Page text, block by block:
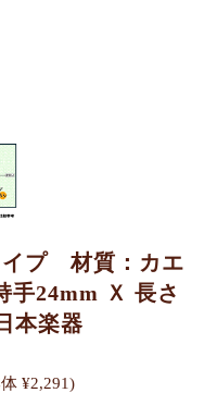
イプ 材質：カエ
24mm Ｘ 長さ
本楽器
¥2,291)